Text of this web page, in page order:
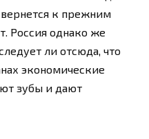
вернется к прежним
Россия однако же
ли отсюда, что
экономические
зубы и дают